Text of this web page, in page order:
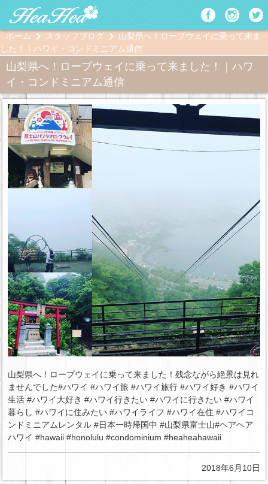
ホーム スタッフブログ
山梨県へ！ロープウェイに乗って来ま
した！｜ハワイ・コンドミニアム通信
山梨県へ！ロープウェイに乗って来ました！｜ハワ
イ・コンドミニアム通信
山梨県へ！ロープウェイに乗って来ました！残念ながら絶景は見れ
ませんでした#ハワイ #ハワイ旅 #ハワイ旅行 #ハワイ好き #ハワイ
生活 #ハワイ大好き #ハワイ行きたい #ハワイに行きたい #ハワイ
暮らし #ハワイに住みたい #ハワイライフ #ハワイ在住 #ハワイコ
ンドミニアムレンタル #日本一時帰国中 #山梨県富士山#ヘアヘア
ハワイ #hawaii #honolulu #condominium #heaheahawaii
2018年6月10日